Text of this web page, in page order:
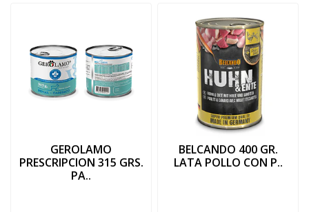
GEROLAMO
PRESCRIPCION 315 GRS.
PA..
BELCANDO 400 GR.
LATA POLLO CON P..